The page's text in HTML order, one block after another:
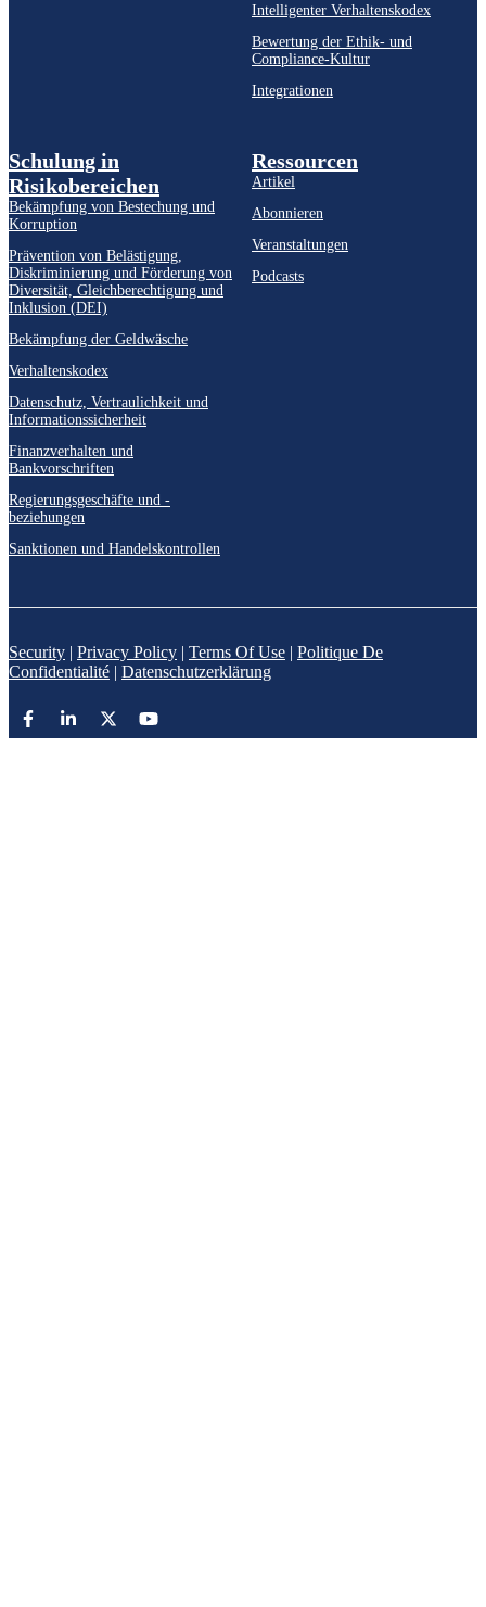
Intelligenter Verhaltenskodex
Bewertung der Ethik- und
Compliance-Kultur
Integrationen
Schulung in
Risikobereichen
Bekämpfung von Bestechung und
Korruption
Prävention von Belästigung,
Diskriminierung und Förderung von
Diversität, Gleichberechtigung und
Inklusion (DEI)
Bekämpfung der Geldwäsche
Verhaltenskodex
Datenschutz, Vertraulichkeit und
Informationssicherheit
Finanzverhalten und
Bankvorschriften
Regierungsgeschäfte und -
beziehungen
Sanktionen und Handelskontrollen
Ressourcen
Artikel
Abonnieren
Veranstaltungen
Podcasts
Security | Privacy Policy | Terms Of Use | Politique De
Confidentialité | Datenschutzerklärung